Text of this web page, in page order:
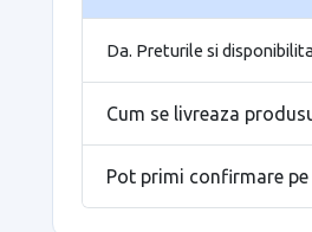
Da. Preturile si
Cum se livreaza
Pot primi confirmare pe